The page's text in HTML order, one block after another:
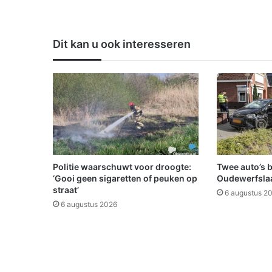
b
W
e
s
t
e
r
w
o
l
d
e
l
Dit kan u ook interesseren
Politie waarschuwt voor droogte:
‘Gooi geen sigaretten of peuken op
straat’
6 augustus 2026
Twee auto’s
6 augustus